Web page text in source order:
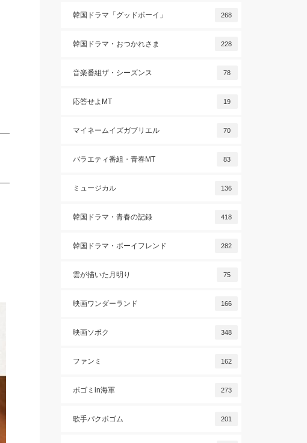
韓国ドラマ「グッドボーイ」 268
韓国ドラマ・おつかれさま 228
音楽番組ザ・シーズンス 78
応答せよMT 19
マイネームイズガブリエル 70
バラエティ番組・青春MT 83
ミュージカル 136
韓国ドラマ・青春の記録 418
韓国ドラマ・ボーイフレンド 282
雲が描いた月明り 75
映画ワンダーランド 166
映画ソボク 348
ファンミ 162
ボゴミin海軍 273
歌手パクボゴム 201